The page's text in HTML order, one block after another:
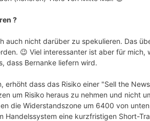
?
auch nicht darüber zu spekulieren. Das
😉 Viel interessanter ist aber für mich,
dass Bernanke liefern wird.
dass das Risiko einer "Sell the
um Risiko heraus zu nehmen und nicht
die Widerstandszone um 6400 von
Handelssystem eine kurzfristigen Short-